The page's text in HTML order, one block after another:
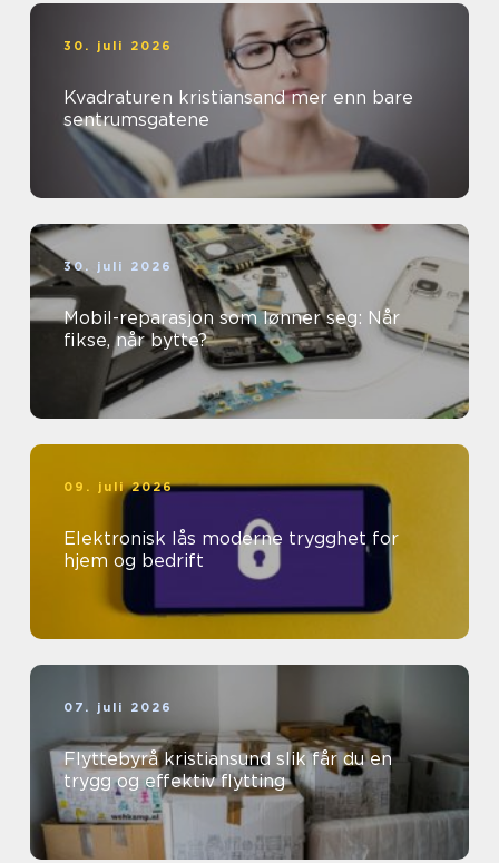
30. juli 2026
Kvadraturen kristiansand mer enn bare
sentrumsgatene
30. juli 2026
Mobil-reparasjon som lønner seg: Når
fikse, når bytte?
09. juli 2026
Elektronisk lås moderne trygghet for
hjem og bedrift
07. juli 2026
Flyttebyrå kristiansund slik får du en
trygg og effektiv flytting